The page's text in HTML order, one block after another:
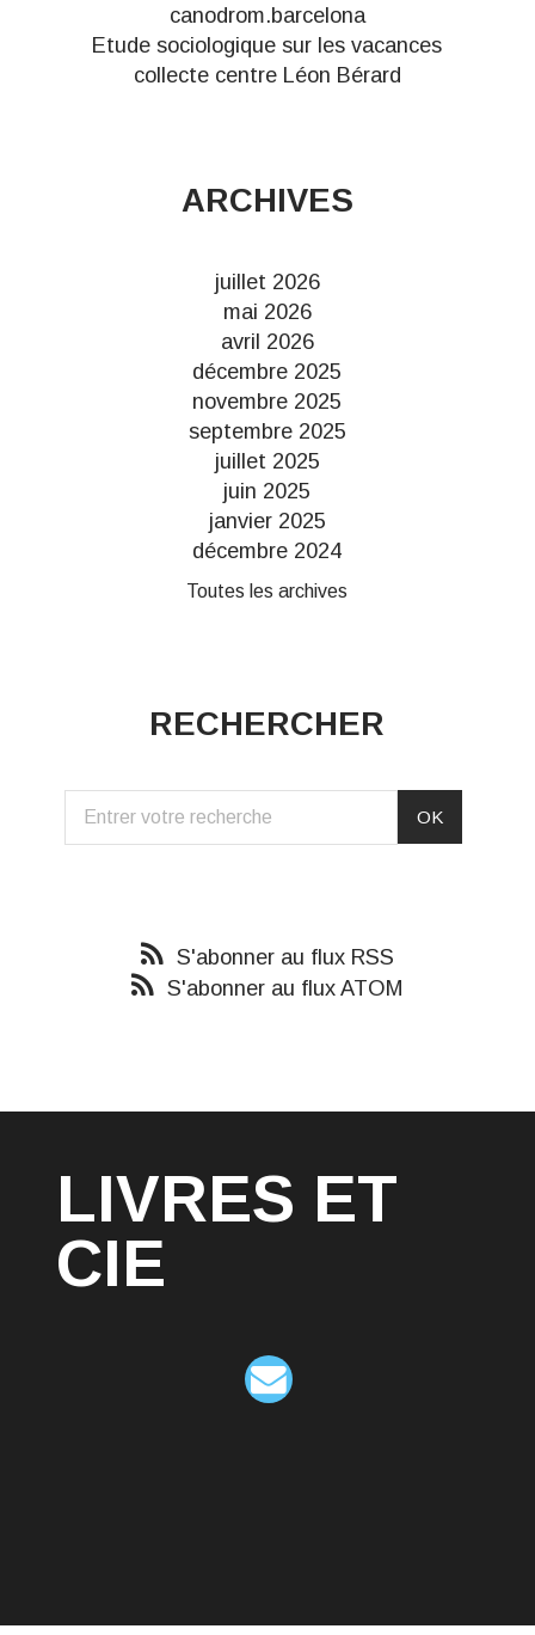
canodrom.barcelona
Etude sociologique sur les vacances
collecte centre Léon Bérard
ARCHIVES
juillet 2026
mai 2026
avril 2026
décembre 2025
novembre 2025
septembre 2025
juillet 2025
juin 2025
janvier 2025
décembre 2024
Toutes les archives
RECHERCHER
S'abonner au flux RSS
S'abonner au flux ATOM
LIVRES ET
CIE